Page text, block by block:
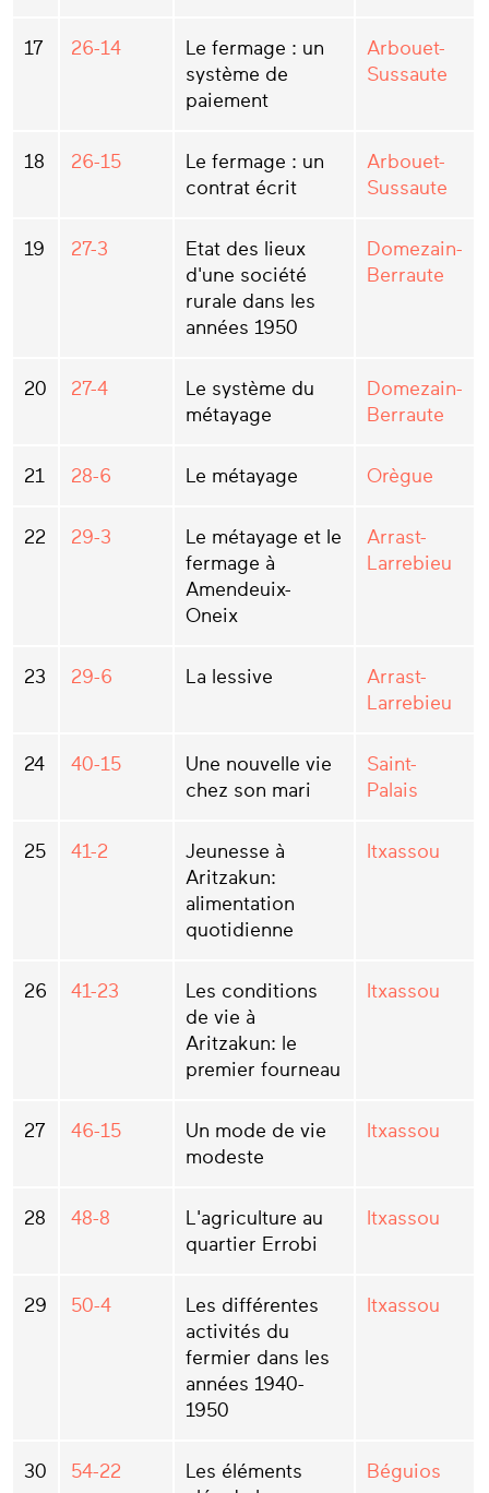
17 26-14
Le fermage : un
système de
paiement
Arbouet-
Sussaute
18 26-15
Le fermage : un
contrat écrit
Arbouet-
Sussaute
19 27-3
Etat des lieux
d'une société
rurale dans les
années 1950
Domezain-
Berraute
20 27-4
Le système du
métayage
Domezain-
Berraute
21 28-6 Le métayage Orègue
22 29-3
Le métayage et le
fermage à
Amendeuix-
Oneix
Arrast-
Larrebieu
23 29-6 La lessive
Arrast-
Larrebieu
24 40-15
Une nouvelle vie
chez son mari
Saint-
Palais
25 41-2
Jeunesse à
Aritzakun:
alimentation
quotidienne
Itxassou
26 41-23
Les conditions
de vie à
Aritzakun: le
premier fourneau
Itxassou
27 46-15
Un mode de vie
modeste
Itxassou
28 48-8
L'agriculture au
quartier Errobi
Itxassou
29 50-4
Les différentes
activités du
fermier dans les
années 1940-
1950
Itxassou
30 54-22
Les éléments
Béguios